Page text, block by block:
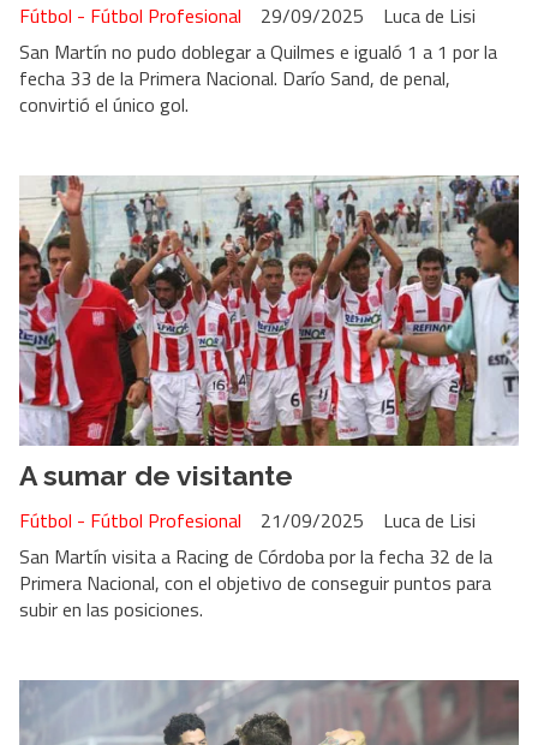
Luca de Lisi
Fútbol - Fútbol Profesional
29/09/2025
San Martín no pudo doblegar a Quilmes e igualó 1 a 1 por la
fecha 33 de la Primera Nacional. Darío Sand, de penal,
convirtió el único gol.
A sumar de visitante
Luca de Lisi
Fútbol - Fútbol Profesional
21/09/2025
San Martín visita a Racing de Córdoba por la fecha 32 de la
Primera Nacional, con el objetivo de conseguir puntos para
subir en las posiciones.